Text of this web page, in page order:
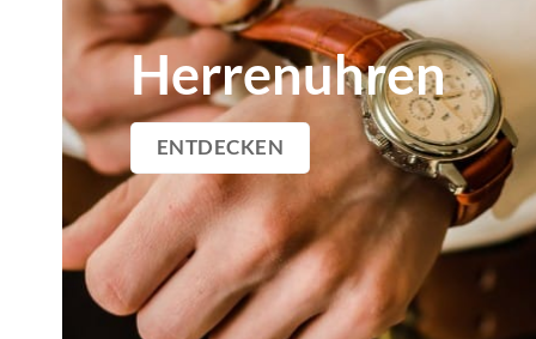
Herrenuhren
ENTDECKEN